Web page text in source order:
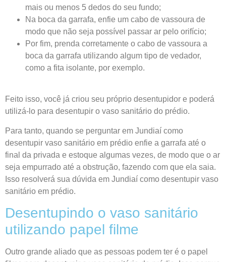
mais ou menos 5 dedos do seu fundo;
Na boca da garrafa, enfie um cabo de vassoura de
modo que não seja possível passar ar pelo orifício;
Por fim, prenda corretamente o cabo de vassoura a
boca da garrafa utilizando algum tipo de vedador,
como a fita isolante, por exemplo.
Feito isso, você já criou seu próprio desentupidor e poderá
utilizá-lo para desentupir o vaso sanitário do prédio.
Para tanto, quando se perguntar em Jundiaí como
desentupir vaso sanitário em prédio enfie a garrafa até o
final da privada e estoque algumas vezes, de modo que o ar
seja empurrado até a obstrução, fazendo com que ela saia.
Isso resolverá sua dúvida em Jundiaí como desentupir vaso
sanitário em prédio.
Desentupindo o vaso sanitário
utilizando papel filme
Outro grande aliado que as pessoas podem ter é o papel